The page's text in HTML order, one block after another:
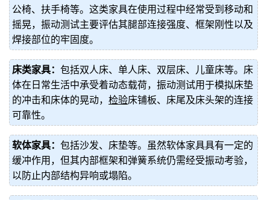
公椅、扶手椅等。这类家具在使用过程中经常受到移动和
摇晃，振动测试主要评估其腿部连接强度、框架刚性以及
焊接部位的牢固度。
床类家具： 包括双人床、单人床、双层床、儿童床等。床
体在日常生活中承受着动态载荷，振动测试用于模拟床垫
的冲击和床体的晃动， 检验床铺板、床尾及床头架的连接
可靠性。
软体家具： 包括沙发、床垫等。虽然软体家具具有一定的
缓冲作用，但其内部框架和弹簧系统仍需经受振动考验，
以防止内部结构异响或塌陷。